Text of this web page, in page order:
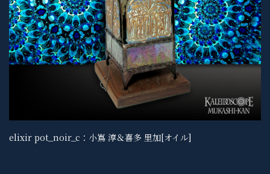
elixir pot_noir_c：小嶌 淳＆喜多 里加[オイル]